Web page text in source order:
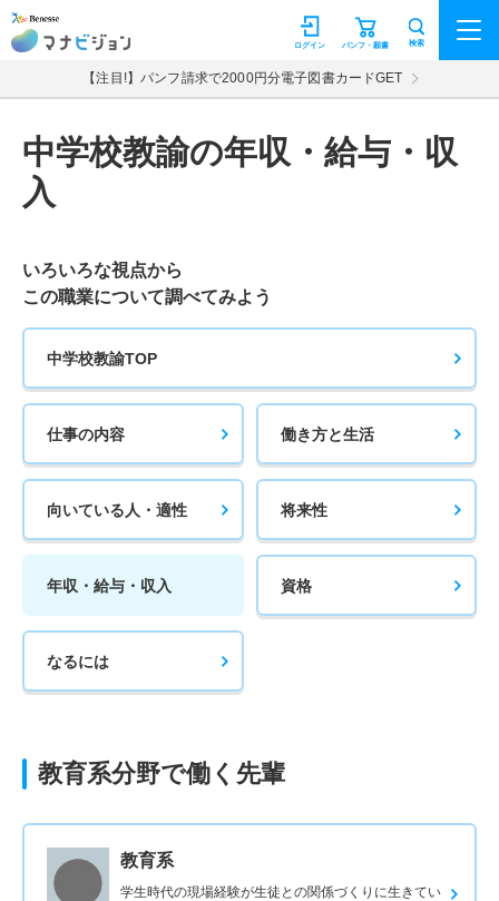
マナビジョン パンフ・願書
ログイン 検索
【注目!】パンフ請求で2000円分電子図書カードGET
中学校教諭の年収・給与・収
入
いろいろな視点から
この職業について調べてみよう
中学校教諭TOP
仕事の内容 働き方と生活
向いている人・適性 将来性
年収・給与・収入 資格
なるには
教育系分野で働く先輩
教育系
学生時代の現場経験が生徒との関係づくりに生きてい